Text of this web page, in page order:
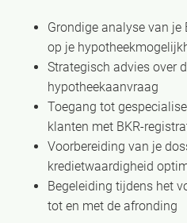
Grondige analyse van
op je
Strategisch advies over
hypotheekaanvraag
Toegang tot
klanten met BKR-
Voorbereiding van je
kredietwaardigheid
Begeleiding tijdens het
tot en met de afronding